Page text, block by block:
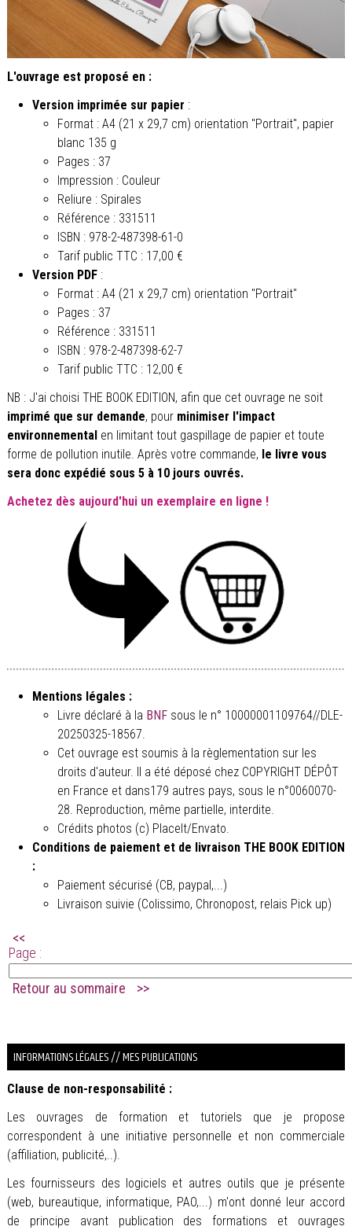
L'ouvrage est proposé en :
Version imprimée sur papier :
Format : A4 (21 x 29,7 cm) orientation "Portrait", papier
blanc 135 g
Pages : 37
Impression : Couleur
Reliure : Spirales
Référence : 331511
ISBN : 978-2-487398-61-0
Tarif public TTC : 17,00 €
Version PDF:
Format : A4 (21 x 29,7 cm) orientation "Portrait"
Pages : 37
Référence : 331511
ISBN : 978-2-487398-62-7
Tarif public TTC : 12,00 €
NB : J'ai choisi THE BOOK EDITION, afin que cet ouvrage ne soit
imprimé que sur demande, pour minimiser l'impact
environnemental en limitant tout gaspillage de papier et toute
forme de pollution inutile. Après votre commande, le livre vous
sera donc expédié sous 5 à 10 jours ouvrés.
Achetez dès aujourd'hui un exemplaire en ligne !
Mentions légales :
Livre déclaré à la BNFsous le n° 10000001109764//DLE-
20250325-18567.
Cet ouvrage est soumis à la règlementation sur les
droits d'auteur. Il a été déposé chez COPYRIGHT DÉPÔT
en France et dans179 autres pays, sous le n°0060070-
28. Reproduction, même partielle, interdite.
Crédits photos (c) PlaceIt/Envato.
Conditions de paiement et de livraison THE BOOK EDITION
:
Paiement sécurisé (CB, paypal,...)
Livraison suivie (Colissimo, Chronopost, relais Pick up)
<<
Page :
Retour au sommaire >>
INFORMATIONS LÉGALES // MES PUBLICATIONS
Clause de non-responsabilité :
Les ouvrages de formation et tutoriels que je propose
correspondent à une initiative personnelle et non commerciale
(affiliation, publicité,..).
Les fournisseurs des logiciels et autres outils que je présente
(web, bureautique, informatique, PAO,...) m'ont donné leur accord
de principe avant publication des formations et ouvrages